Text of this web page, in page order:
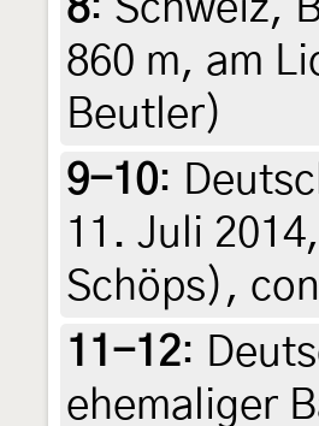
8: Schweiz,
860 m, am
Beutler)
9-10:
11. Juli
Schöps),
11-12:
ehemaliger